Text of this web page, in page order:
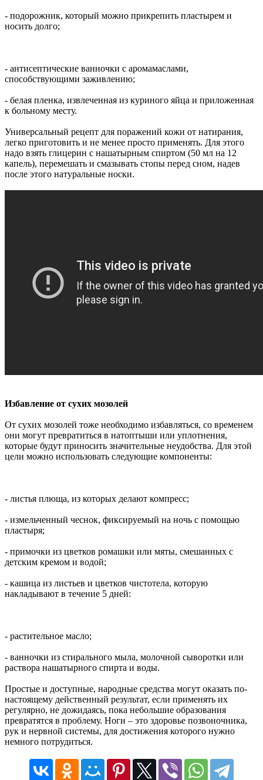
- подорожник, который можно прикрепить пластырем и
носить долго;
- антисептические ванночки с аромамаслами,
способствующими заживлению;
- белая пленка, извлеченная из куриного яйца и приложенная
к больному месту.
Универсальный рецепт для поражений кожи от натирания,
легко приготовить и не менее просто применять. Для этого
надо взять глицерин с нашатырным спиртом (50 мл на 12
капель), перемешать и смазывать стопы перед сном, надев
после этого натуральные носки.
Избавление от сухих мозолей
От сухих мозолей тоже необходимо избавляться, со временем
они могут превратиться в натоптыши или уплотнения,
которые будут приносить значительные неудобства. Для этой
цели можно использовать следующие компоненты:
- листья плюща, из которых делают компресс;
- измельченный чеснок, фиксируемый на ночь с помощью
пластыря;
- примочки из цветков ромашки или мяты, смешанных с
детским кремом и водой;
- кашица из листьев и цветков чистотела, которую
накладывают в течение 5 дней:
- растительное масло;
- ванночки из стирального мыла, молочной сыворотки или
раствора нашатырного спирта и воды.
Простые и доступные, народные средства могут оказать по-
настоящему действенный результат, если применять их
регулярно, не дожидаясь, пока небольшие образования
превратятся в проблему. Ноги – это здоровье позвоночника,
рук и нервной системы, для достижения которого нужно
немного потрудиться.